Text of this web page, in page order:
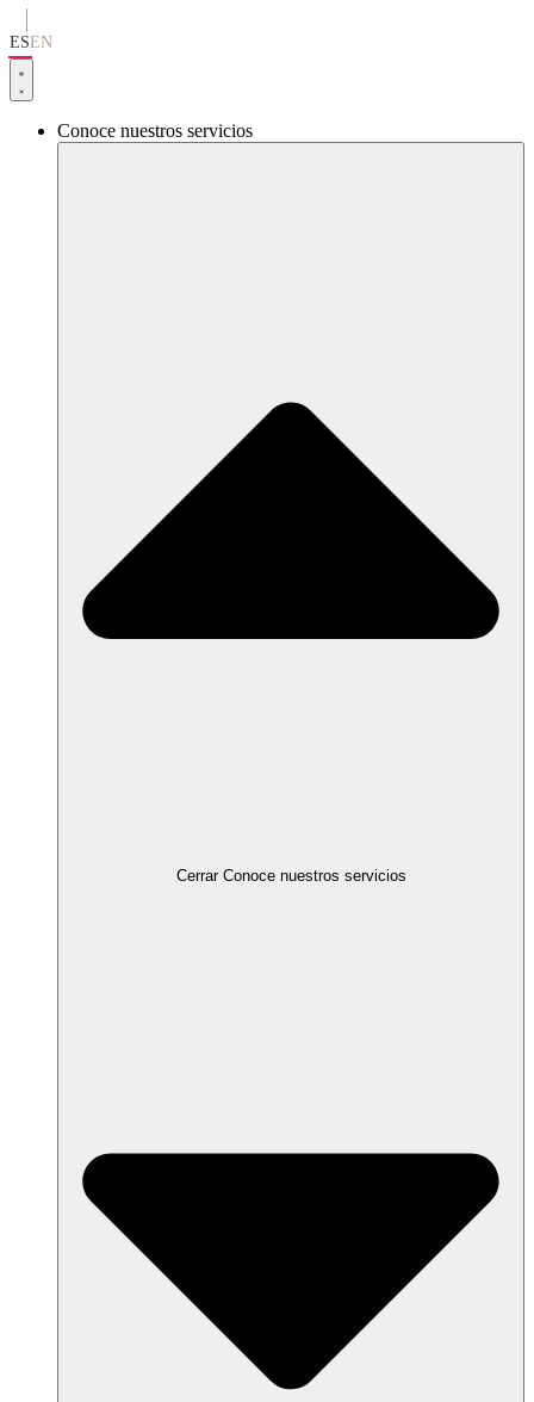
al
contenido
ESEN
Conoce nuestros servicios
Cerrar Conoce nuestros servicios